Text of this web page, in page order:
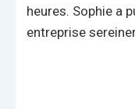
heures. Sophie a
entreprise